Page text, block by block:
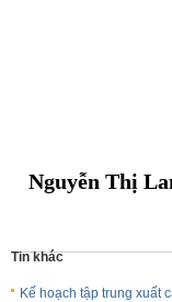
Nguyễn Thị
Tin khác
Kế hoạch tập trung xuất